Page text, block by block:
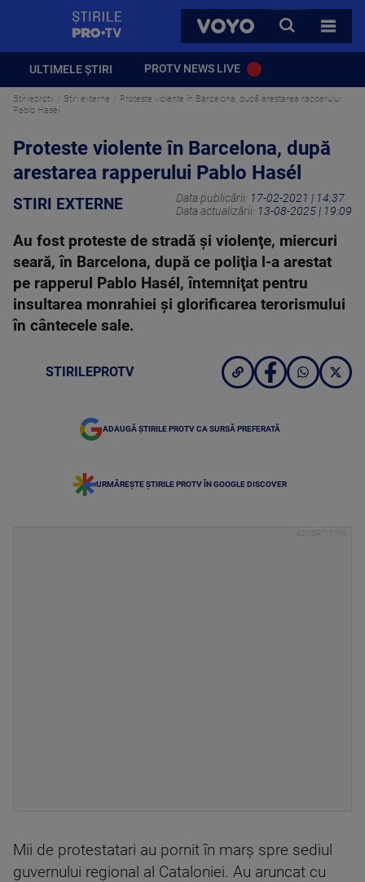
VOYO
CAUTA
TOATE
ULTIMELE ȘTIRI PROTV NEWS LIVE
Stirileprotv Stiri externe
Proteste violente în Barcelona, după arestarea rapperului
Pablo Hasél
Proteste violente în Barcelona, după
arestarea rapperului Pablo Hasél
STIRI EXTERNE Data publicării: 17-02-2021 | 14:37
Data actualizării: 13-08-2025 | 19:09
Au fost proteste de stradă şi violenţe, miercuri
seară, în Barcelona, după ce poliţia l-a arestat
pe rapperul Pablo Hasél, întemniţat pentru
insultarea monrahiei şi glorificarea terorismului
în cântecele sale.
STIRILEPROTV
ADAUGĂ ȘTIRILE PROTV CA SURSĂ PREFERATĂ
URMĂREȘTE ȘTIRILE PROTV ÎN GOOGLE DISCOVER
Mii de protestatari au pornit în marş spre sediul
guvernului regional al Cataloniei. Au aruncat cu